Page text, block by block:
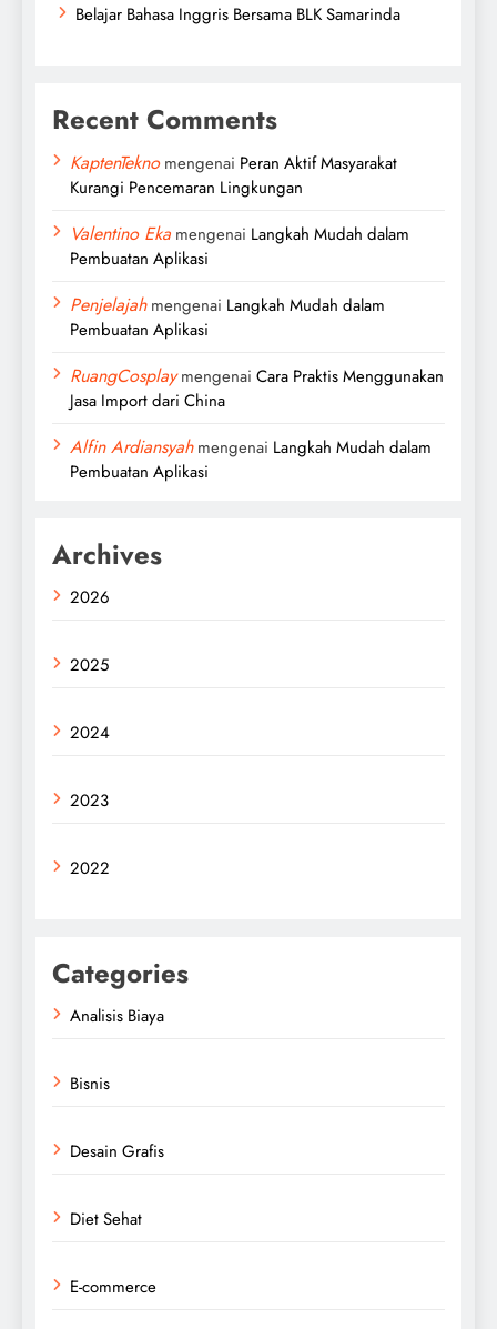
Belajar Bahasa Inggris Bersama BLK Samarinda
Recent Comments
KaptenTeknomengenai Peran Aktif Masyarakat
Kurangi Pencemaran Lingkungan
Valentino Eka mengenai Langkah Mudah dalam
Pembuatan Aplikasi
Penjelajahmengenai Langkah Mudah dalam
Pembuatan Aplikasi
RuangCosplaymengenai Cara Praktis Menggunakan
Jasa Import dari China
Alfin Ardiansyahmengenai Langkah Mudah dalam
Pembuatan Aplikasi
Archives
2026
2025
2024
2023
2022
Categories
Analisis Biaya
Bisnis
Desain Grafis
Diet Sehat
E-commerce